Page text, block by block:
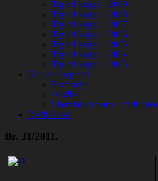
Trg od knjige - 2009
Trg od knjige - 2008
Trg od knjige - 2007
Trg od knjige - 2006
Trg od knjige - 2005
Trg od knjige - 2004
Trg od knjige - 2003
Kulturni programi
Promocije
Izložbe
Literalni konkursi / radionice
Dječiji kutak
Br. 31/2011.